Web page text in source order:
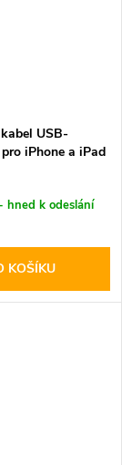
USB-
iPhone a iPad
hned k odeslání
KOŠÍKU